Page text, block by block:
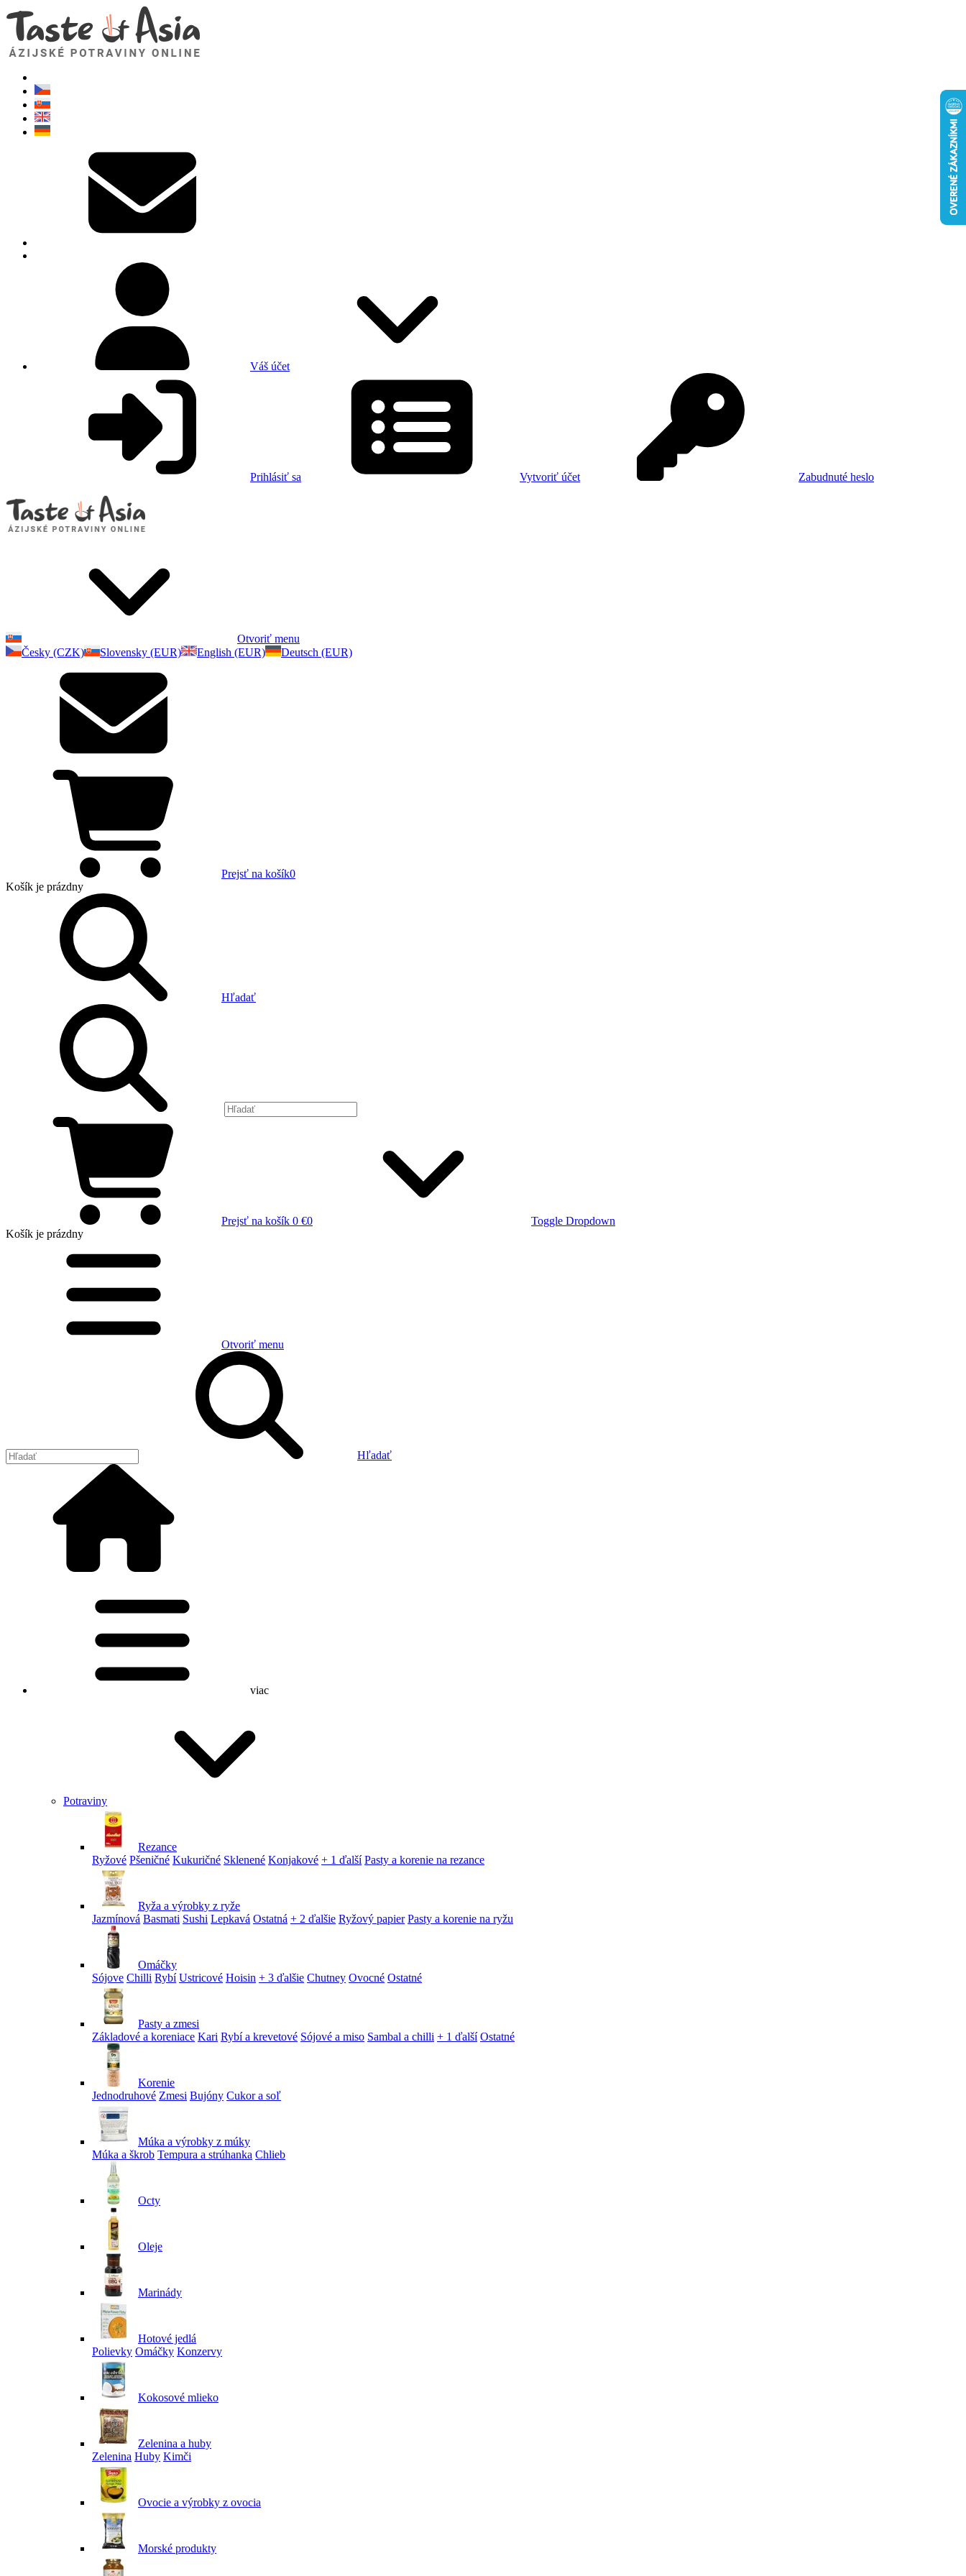
Váš účet
Prihlásiť sa Vytvoriť účet Zabudnuté heslo
Otvoriť menu
Česky (CZK)
Slovensky (EUR) English (EUR) Deutsch (EUR)
Prejsť na košík0
Košík je prázdny
Hľadať
Prejsť na košík 0 €0
Toggle Dropdown
Košík je prázdny
Otvoriť menu
Hľadať
viac
Potraviny
Rezance
Ryžové Pšeničné Kukuričné Sklenené Konjakové + 1 ďalší Pasty a korenie na rezance
Ryža a výrobky z ryže
Jazmínová Basmati Sushi Lepkavá Ostatná + 2 ďalšie Ryžový papier Pasty a korenie na ryžu
Omáčky
Sójove Chilli Rybí Ustricové Hoisin + 3 ďalšie Chutney Ovocné Ostatné
Pasty a zmesi
Základové a koreniace Kari Rybí a krevetové Sójové a miso Sambal a chilli + 1 ďalší Ostatné
Korenie
Jednodruhové Zmesi Bujóny Cukor a soľ
Múka a výrobky z múky
Múka a škrob Tempura a strúhanka Chlieb
Octy
Oleje
Marinády
Hotové jedlá
Polievky Omáčky Konzervy
Kokosové mlieko
Zelenina a huby
Zelenina Huby Kimči
Ovocie a výrobky z ovocia
Morské produkty